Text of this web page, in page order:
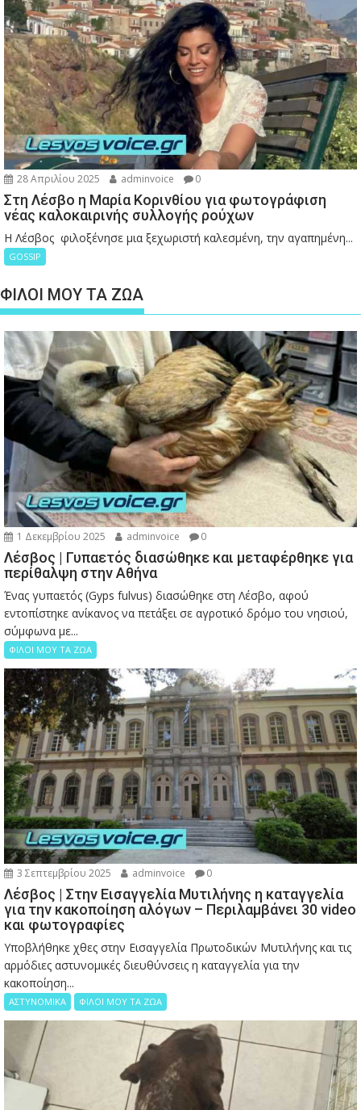
28 Απριλίου 2025 adminvoice 0
Στη Λέσβο η Μαρία Κορινθίου για φωτογράφιση
νέας καλοκαιρινής συλλογής ρούχων
Η Λέσβος φιλοξένησε μια ξεχωριστή καλεσμένη, την αγαπημένη...
GOSSIP
ΦΙΛΟΙ ΜΟΥ ΤΑ ΖΩΑ
1 Δεκεμβρίου 2025 adminvoice 0
Λέσβος | Γυπαετός διασώθηκε και μεταφέρθηκε για
περίθαλψη στην Αθήνα
Ένας γυπαετός (Gyps fulvus) διασώθηκε στη Λέσβο, αφού
εντοπίστηκε ανίκανος να πετάξει σε αγροτικό δρόμο του νησιού,
σύμφωνα με...
ΦΙΛΟΙ ΜΟΥ ΤΑ ΖΩΑ
3 Σεπτεμβρίου 2025 adminvoice 0
Λέσβος | Στην Εισαγγελία Μυτιλήνης η καταγγελία
για την κακοποίηση αλόγων – Περιλαμβάνει 30 video
και φωτογραφίες
Υποβλήθηκε χθες στην Εισαγγελία Πρωτοδικών Μυτιλήνης και τις
αρμόδιες αστυνομικές διευθύνσεις η καταγγελία για την
κακοποίηση...
ΑΣΤΥΝΟΜΙΚΑ ΦΙΛΟΙ ΜΟΥ ΤΑ ΖΩΑ